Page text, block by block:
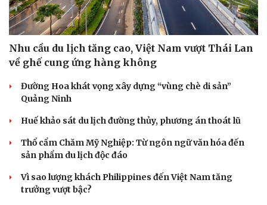
Văn hóa
Giải trí
Nhu cầu du lịch tăng cao, Việt Nam vượt Thái Lan
về ghế cung ứng hàng không
Đường Hoa khát vọng xây dựng “vùng chè di sản”
Quảng Ninh
Huế khảo sát du lịch đường thủy, phương án thoát lũ
Thổ cẩm Chăm Mỹ Nghiệp: Từ ngôn ngữ văn hóa đến
sản phẩm du lịch độc đáo
Vì sao lượng khách Philippines đến Việt Nam tăng
trưởng vượt bậc?